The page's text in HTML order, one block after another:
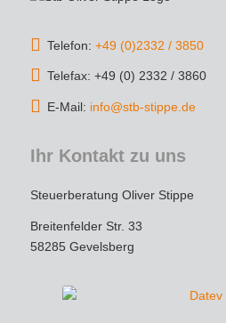
äußerst gründlich und
Dank der strategischen
Expertenwissen!
Wer einen engagierten,
goldrichtig. Vielen Dank für
Unterstützung – ich werde
weiterhin gerne kommen
Telefon: +49 (0)2332 / 3850
Telefax: +49 (0) 2332 / 3860
E-Mail: info@stb-stippe.de
Ihr Kontakt zu uns
Steuerberatung Oliver Stippe
Breitenfelder Str. 33
58285 Gevelsberg